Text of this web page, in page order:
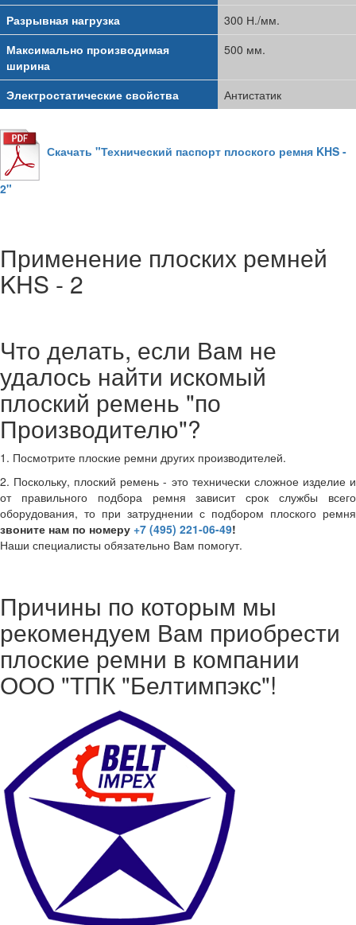
Разрывная нагрузка
300 Н./мм.
Максимально производимая
ширина
500 мм.
Электростатические свойства Антистатик
Скачать "Технический паспорт плоского ремня KHS -
2"
Применение плоских ремней
KHS - 2
Что делать, если Вам не
удалось найти искомый
плоский ремень "по
Производителю"?
1. Посмотрите плоские ремни других производителей.
2. Поскольку, плоский ремень - это технически сложное изделие и
от правильного подбора ремня зависит срок службы всего
оборудования, то при затруднении с подбором плоского ремня
звоните нам по номеру +7 (495) 221-06-49!
Наши специалисты обязательно Вам помогут.
Причины по которым мы
рекомендуем Вам приобрести
плоские ремни в компании
ООО "ТПК "Белтимпэкс"!